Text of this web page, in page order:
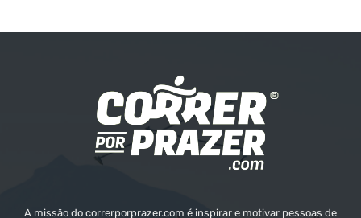
A missão do correrporprazer.com é inspirar e motivar pessoas de